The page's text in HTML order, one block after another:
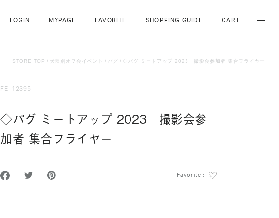
LOGIN MYPAGE FAVORITE SHOPPING GUIDE CART ナビゲ
STORE TOP 犬種別オフ会イベント パグ ◇パグ ミートアップ 2023 撮影会参加者 集合フライヤー
FE-12395
◇パグ ミートアップ 2023 撮影会参
加者 集合フライヤー
Favorite :